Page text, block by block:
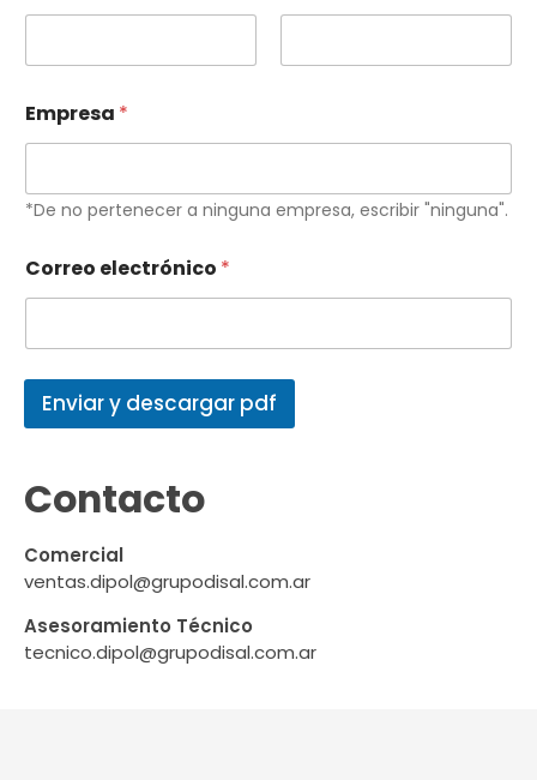
Primero Último
Empresa *
*De no pertenecer a ninguna empresa, escribir "ninguna".
Correo electrónico *
Enviar y descargar pdf
Contacto
Comercial
ventas.dipol@grupodisal.com.ar
Asesoramiento Técnico
tecnico.dipol@grupodisal.com.ar